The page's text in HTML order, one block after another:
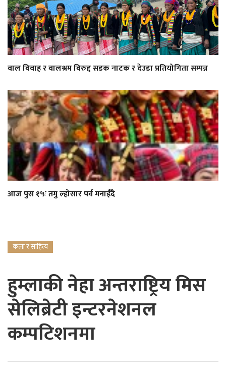
वाल विवाह र वालश्रम विरुद्द सडक नाटक र देउडा प्रतियोगिता सम्पन्न
आज पुस १५ः तमु ल्होसार पर्व मनाइँदै
कला र साहित्य
हुम्लाकी नेहा अन्तराष्ट्रिय मिस
सेलिब्रेटी इन्टरनेशनल
कम्पटिशनमा